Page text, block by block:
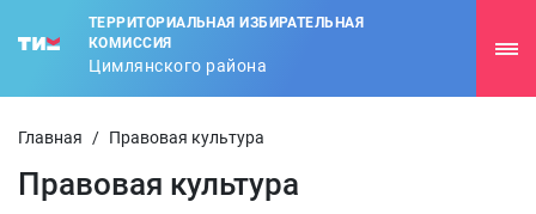
ТЕРРИТОРИАЛЬНАЯ ИЗБИРАТЕЛЬНАЯ
КОМИССИЯ
Цимлянского района
Главная / Правовая культура
Правовая культура